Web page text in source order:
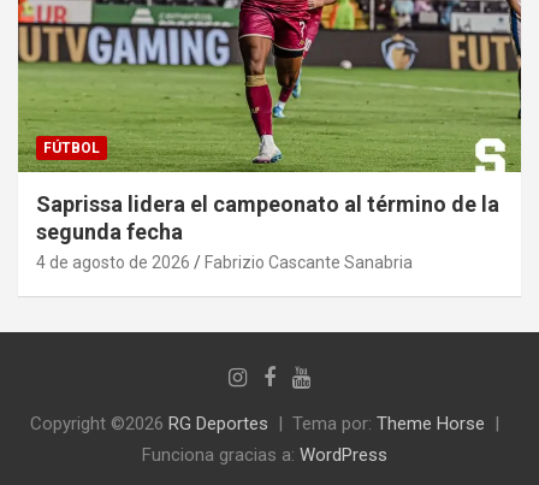
FÚTBOL
Saprissa lidera el campeonato al término de la
segunda fecha
4 de agosto de 2026 Fabrizio Cascante Sanabria
Copyright ©2026 RG Deportes‎ Tema por: Theme Horse
Funciona gracias a: WordPress